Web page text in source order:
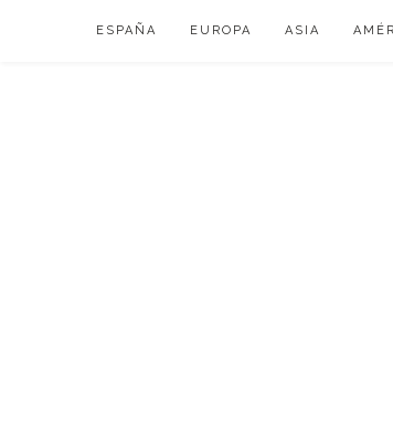
ESPAÑA EUROPA ASIA